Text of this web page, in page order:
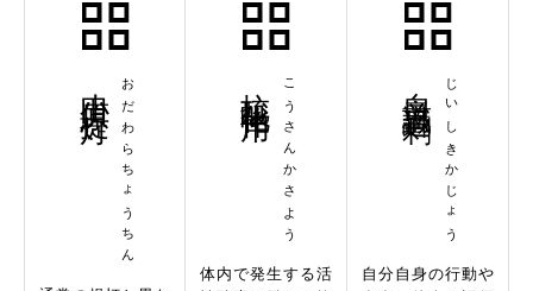
おだわらちょうちん こうさんかさよう
体内で発生する活
じいしきかじょう
自分自身の行動や